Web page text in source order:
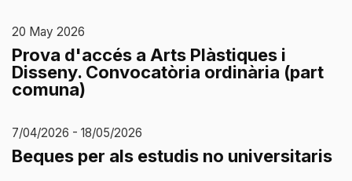
20 May 2026
Prova d'accés a Arts Plàstiques i
Disseny. Convocatòria ordinària (part
comuna)
7/04/2026 - 18/05/2026
Beques per als estudis no universitaris